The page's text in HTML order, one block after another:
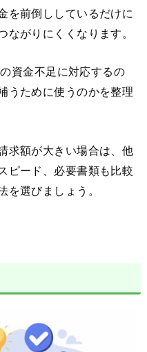
を前倒ししているだけに
ながりにくくなります。
資金不足に対応するの
うために使うのかを整理
求額が大きい場合は、他
ピード、必要書類も比較
を選びましょう。